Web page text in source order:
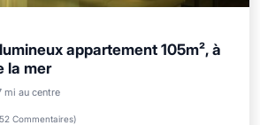
appartement 105m², à
la mer
mi au centre
52 Commentaires)
Bain à remous
Balcon/Terrasse